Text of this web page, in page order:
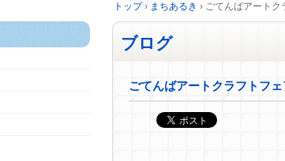
トップ› まちあるき › ごてんばアートク
ブログ
ごてんばアートクラフトフェ